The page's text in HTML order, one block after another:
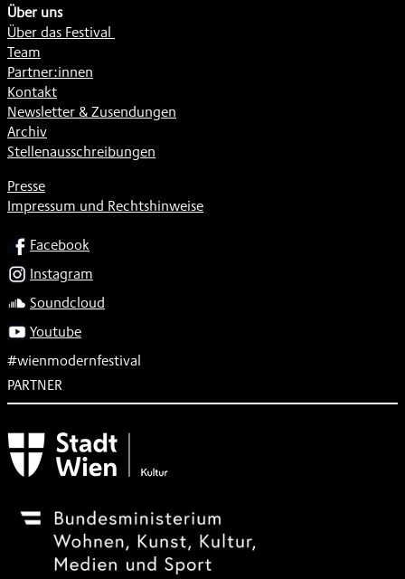
Über uns
Über das Festival
Team
Partner:innen
Kontakt
Newsletter & Zusendungen
Archiv
Stellenausschreibungen
Presse
Impressum und Rechtshinweise
SOCIALFacebook
Instagram
Soundcloud
Youtube
#wienmodernfestival
PARTNER
Subventionsgeber